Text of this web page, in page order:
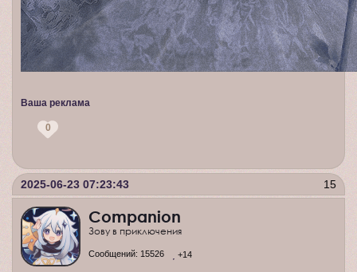
Ваша реклама
0
15
2025-06-23 07:23:43
Companion
Зову в приключения
Сообщений: 15526 +14